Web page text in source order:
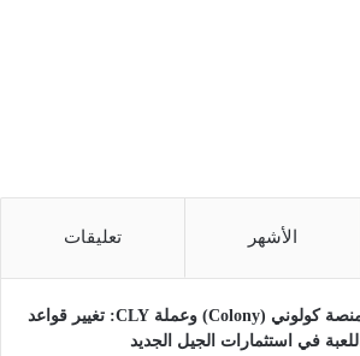
الأشهر تعليقات
منصة كولوني (Colony) وعملة CLY: تغيير قواعد
اللعبة في استثمارات الجيل الجديد